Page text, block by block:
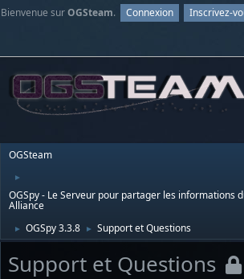
Bienvenue surOGSteam. Connexion Inscrivez-
OGSteam
►
OGSpy - Le Serveur pour partager les informations
Alliance
► OGSpy 3.3.8 ► Support et Questions
Support et Questions